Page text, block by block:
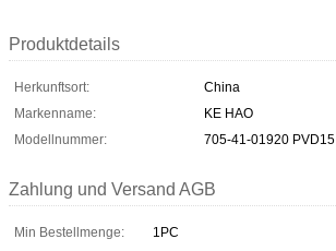
Produktdetails
Herkunftsort:
China
Markenname:
KE HAO
Modellnummer:
705-41-01920 PVD15
Zahlung und Versand AGB
Min Bestellmenge:
1PC